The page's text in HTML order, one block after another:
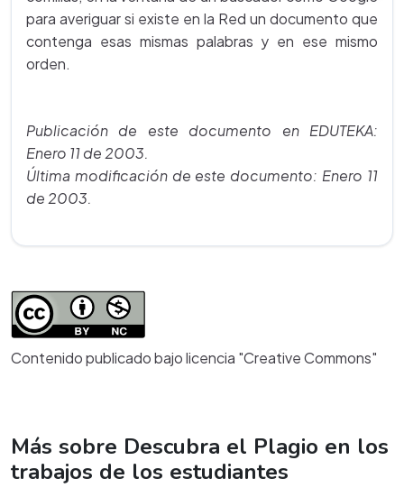
para averiguar si existe en la Red un documento que
contenga esas mismas palabras y en ese mismo
orden.
Publicación de este documento en EDUTEKA:
Enero 11 de 2003.
Última modificación de este documento: Enero 11
de 2003.
Contenido publicado bajo licencia "Creative Commons"
Más sobre Descubra el Plagio en los
trabajos de los estudiantes